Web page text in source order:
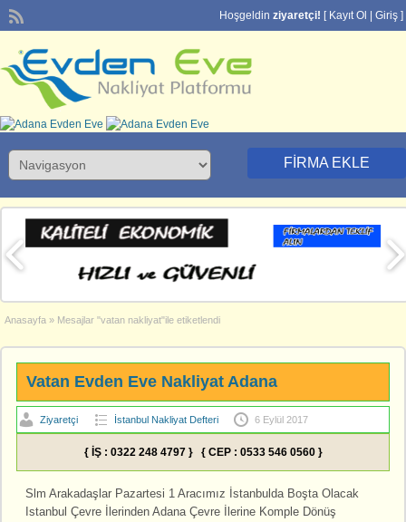
Hoşgeldin ziyaretçi! [ Kayıt Ol Giriş ]
FIRMA EKLE
Anasayfa » Mesajlar "vatan nakliyat"ile etiketlendi
Vatan Evden Eve Nakliyat Adana
Ziyaretçi İstanbul Nakliyat Defteri 6 Eylül 2017
{ İŞ : 0322 248 4797 } { CEP : 0533 546 0560 }
Slm Arakadaşlar Pazartesi 1 Aracımız İstanbulda Boşta Olacak
Istanbul Çevre İlerinden Adana Çevre İlerine Komple Dönüş